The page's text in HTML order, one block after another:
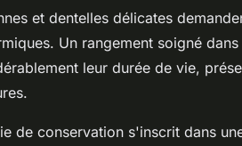
et dentelles délicates
Un rangement soigné
leur durée de vie,
de conservation s'inscrit dans